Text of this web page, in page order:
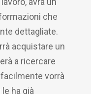
che
dettagliate.
acquistare un
a ricercare
vorrà
ha già